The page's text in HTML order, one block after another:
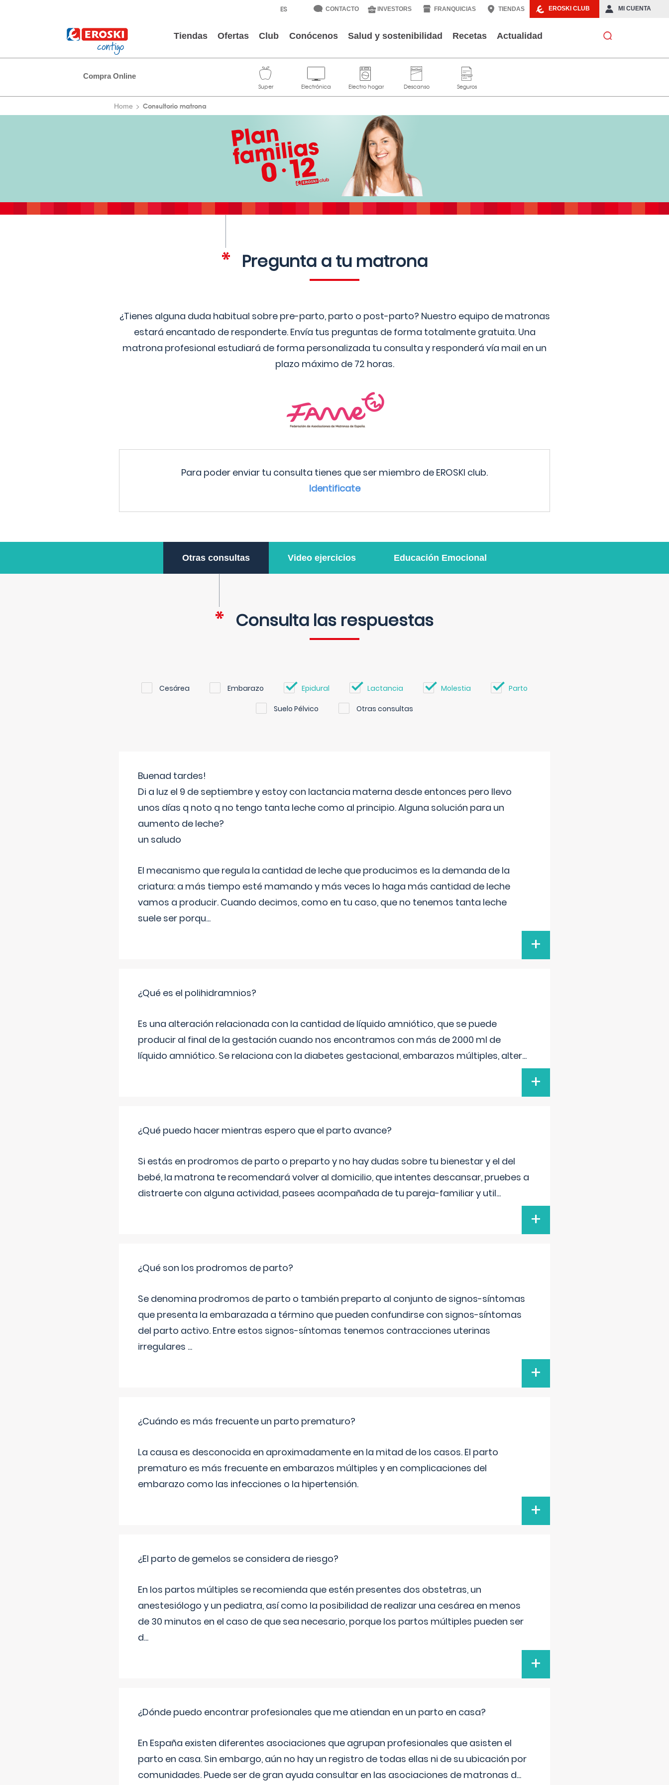
EROSKI CLUB MI CUENTA
CONTACTO INVESTORS FRANQUICIAS TIENDAS
Tiendas Ofertas Club Conócenos Salud y sostenibilidad Recetas Actualidad
Compra Online
Home Consultorio matrona
Pregunta a tu matrona
¿Tienes alguna duda habitual sobre pre-parto, parto o post-parto? Nuestro equipo de matronas
estará encantado de responderte. Envía tus preguntas de forma totalmente gratuita. Una
matrona profesional estudiará de forma personalizada tu consulta y responderá vía mail en un
plazo máximo de 72 horas.
Para poder enviar tu consulta tienes que ser miembro de EROSKI club.
Identificate
Otras consultas Video ejercicios Educación Emocional
Consulta las respuestas
Cesárea Embarazo Epidural Lactancia Molestia Parto
Suelo Pélvico Otras consultas
Buenad tardes!
Di a luz el 9 de septiembre y estoy con lactancia materna desde entonces pero llevo
unos días q noto q no tengo tanta leche como al principio. Alguna solución para un
aumento de leche?
un saludo
El mecanismo que regula la cantidad de leche que producimos es la demanda de la
criatura: a más tiempo esté mamando y más veces lo haga más cantidad de leche
vamos a producir. Cuando decimos, como en tu caso, que no tenemos tanta leche
suele ser porqu...
+
¿Qué es el polihidramnios?
Es una alteración relacionada con la cantidad de líquido amniótico, que se puede
producir al final de la gestación cuando nos encontramos con más de 2000 ml de
líquido amniótico. Se relaciona con la diabetes gestacional, embarazos múltiples, alter...
+
¿Qué puedo hacer mientras espero que el parto avance?
Si estás en prodromos de parto o preparto y no hay dudas sobre tu bienestar y el del
bebé, la matrona te recomendará volver al domicilio, que intentes descansar, pruebes a
distraerte con alguna actividad, pasees acompañada de tu pareja-familiar y util...
+
¿Qué son los prodromos de parto?
Se denomina prodromos de parto o también preparto al conjunto de signos-síntomas
que presenta la embarazada a término que pueden confundirse con signos-síntomas
del parto activo. Entre estos signos-síntomas tenemos contracciones uterinas
irregulares ...
+
¿Cuándo es más frecuente un parto prematuro?
La causa es desconocida en aproximadamente en la mitad de los casos. El parto
prematuro es más frecuente en embarazos múltiples y en complicaciones del
embarazo como las infecciones o la hipertensión.
+
¿El parto de gemelos se considera de riesgo?
En los partos múltiples se recomienda que estén presentes dos obstetras, un
anestesiólogo y un pediatra, así como la posibilidad de realizar una cesárea en menos
de 30 minutos en el caso de que sea necesario, porque los partos múltiples pueden ser
d...
+
¿Dónde puedo encontrar profesionales que me atiendan en un parto en casa?
En España existen diferentes asociaciones que agrupan profesionales que asisten el
parto en casa. Sin embargo, aún no hay un registro de todas ellas ni de su ubicación por
comunidades. Puede ser de gran ayuda consultar en las asociaciones de matronas d...